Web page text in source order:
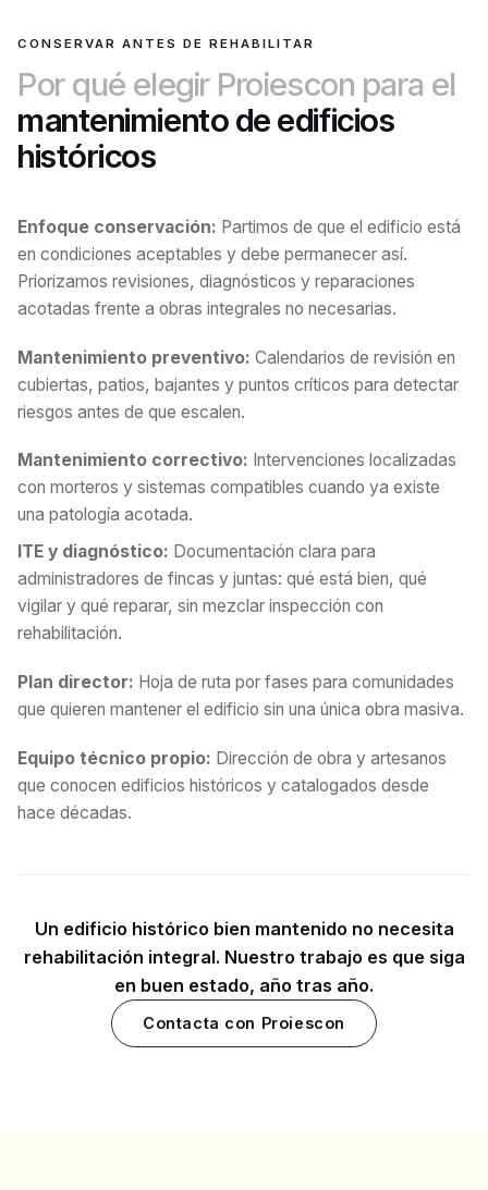
CONSERVAR ANTES DE REHABILITAR
Por qué elegir Proiescon para el
mantenimiento de edificios
históricos
Enfoque conservación: Partimos de que el edificio está
en condiciones aceptables y debe permanecer así.
Priorizamos revisiones, diagnósticos y reparaciones
acotadas frente a obras integrales no necesarias.
Mantenimiento preventivo: Calendarios de revisión en
cubiertas, patios, bajantes y puntos críticos para detectar
riesgos antes de que escalen.
Mantenimiento correctivo: Intervenciones localizadas
con morteros y sistemas compatibles cuando ya existe
una patología acotada.
ITE y diagnóstico: Documentación clara para
administradores de fincas y juntas: qué está bien, qué
vigilar y qué reparar, sin mezclar inspección con
rehabilitación.
Plan director: Hoja de ruta por fases para comunidades
que quieren mantener el edificio sin una única obra masiva.
Equipo técnico propio: Dirección de obra y artesanos
que conocen edificios históricos y catalogados desde
hace décadas.
Un edificio histórico bien mantenido no necesita
rehabilitación integral. Nuestro trabajo es que siga
en buen estado, año tras año.
Contacta con Proiescon